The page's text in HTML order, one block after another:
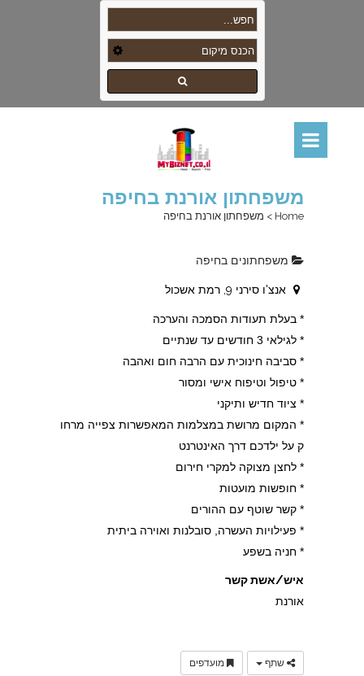
משפחתון אורנת בחיפה
Home
> משפחתון אורנת בחיפה
משפחתונים בחיפה
אנצ'ו סירני 9, רמת אשכול
* בעלת תעודות הסמכה והערכה
* לגילאי 3 חודשים עד שנתיים
* סביבה חינוכית עם הרבה חום ואהבה
* טיפול וטיפוח אישי ומסור
* ציוד חדיש ותיקני
* המקום מרושת במצלמות המאפשרות צפייה מרחו
ק על ילדכם דרך האינטרנט
* לחצן מצוקה למקרי חירום
* חופשות מועטות
* קשר שוטף עם ההורים
* פעילויות העשרה, סובלנות ואוירה ביתית
* חניה בשפע
איש/אשת קשר
אורנת
שתף מועדפים